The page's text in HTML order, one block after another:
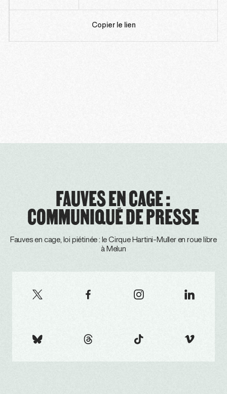
Copier le lien
FAUVES EN CAGE :
COMMUNIQUÉ DE PRESSE
Fauves en cage, loi piétinée : le Cirque Hartini-Muller en roue libre
à Melun